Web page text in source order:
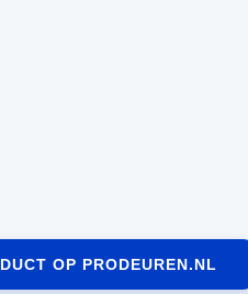
OP PRODEUREN.NL